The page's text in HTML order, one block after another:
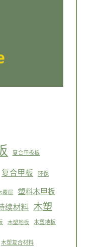
复合甲板板
复合甲板 环保
覆层 塑料木甲板
续材料 木塑
木塑地板 木塑地板
木塑复合材料